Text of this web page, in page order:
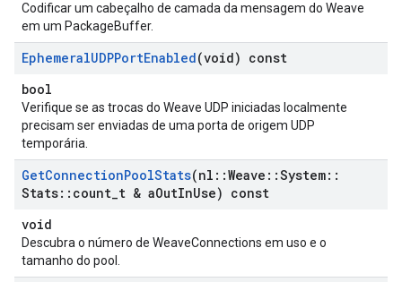
Codificar um cabeçalho de camada da mensagem do Weave
em um PackageBuffer.
EphemeralUDPPortEnabled(void) const
bool
Verifique se as trocas do Weave UDP iniciadas localmente
precisam ser enviadas de uma porta de origem UDP
temporária.
GetConnectionPoolStats(nl ::Weave ::System::
Stats:: count t & aOutInUse) const
void
Descubra o número de WeaveConnections em uso e o
tamanho do pool.